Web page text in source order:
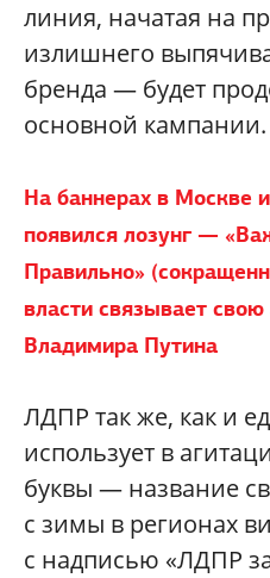
линия, начатая на
излишнего
бренда — будет
основной кампании.
На баннерах в Москве
появился лозунг —
Правильно»
власти связывает
Владимира Путина
ЛДПР так же, как и
использует в
буквы — название
с зимы в регионах
с надписью «ЛДПР